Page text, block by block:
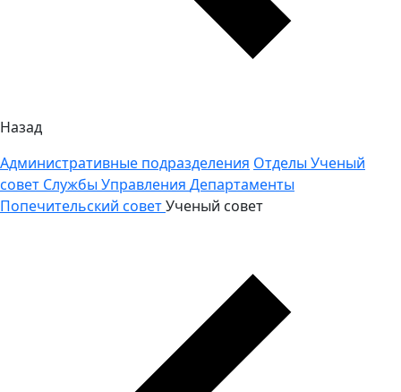
Назад
Административные подразделения Отделы Ученый
совет Службы Управления Департаменты
Попечительский советУченый совет